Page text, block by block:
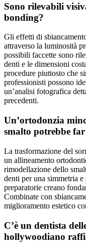
Sono rilevabili
bonding?
Gli effetti di
attraverso la luminosità
possibili faccette sono
denti e le dimensioni
procedure piuttosto che
professionisti possono
un’analisi fotografica
precedenti.
Un’ortodonzia
smalto potrebbe
La trasformazione del
un allineamento
rimodellazione dello
denti per una simmetria
preparatorie creano
Combinate con
miglioramento estetico
C’è un dentista
hollywoodiano